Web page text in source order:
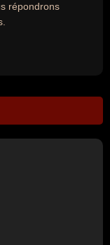
répondrons